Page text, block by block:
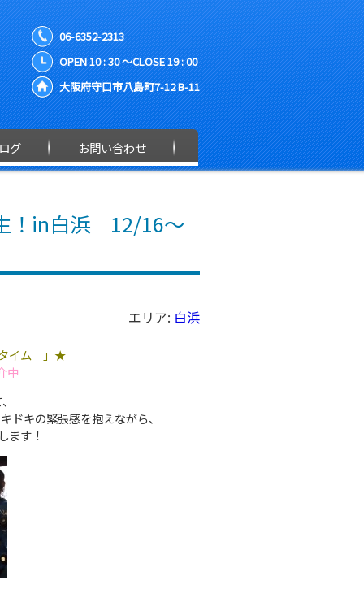
06-6352-2313
OPEN 10 : 30 ～CLOSE 19 : 00
大阪府守口市八島町7-12 B-11
グ お問い合わせ
！in白浜 12/16～
エリア: 白浜
イム 」★
中
ドキの緊張感を抱えながら、
ます！